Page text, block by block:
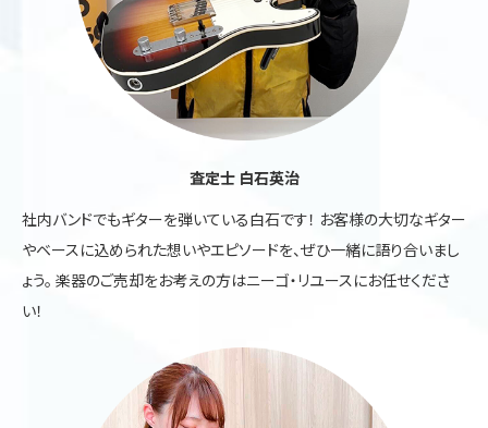
査定士 白石英治
社内バンドでもギターを弾いている白石です！ お客様の大切なギター
やベースに込められた想いやエピソードを、ぜひ一緒に語り合いまし
ょう。 楽器のご売却をお考えの方はニーゴ・リユースにお任せくださ
い！